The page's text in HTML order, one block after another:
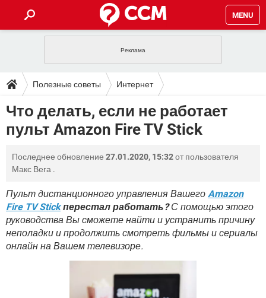
MENU
INSTAGRAM FACEBOOK
ИГРЫ WINDOWS 10
ВКОНТАКТЕ ВИДЕО
ПОЛЕЗНЫЕ СОВЕТЫ
TIKTOK TELEGRAM
WHATSAPP INSTAGRAM
FACEBOOK
WINDOWS 10 ВКОНТАКТЕ
YANDEX
ЗАГРУЗКИ
TIKTOK TELEGRAM
FACEBOOK
WINDOWS 10 ВКОНТАКТЕ
ВИДЕО GOOGLE
YANDEX
ФОРУМ
TIKTOK TELEGRAM
FACEBOOK ИГРЫ
WINDOWS 10 ВКОНТАКТЕ
GOOGLE
ЭНЦИКЛОПЕДИЯ
TIKTOK TELEGRAM
WHATSAPP INSTAGRAM
FACEBOOK ИГРЫ
WINDOWS 10 ВКОНТАКТЕ
Полезные советы Интернет
Что делать, если не работает
пульт Amazon Fire TV Stick
Последнее обновление 27.01.2020, 15:32от пользователя
Макс Вега .
Пульт дистанционного управления Вашего Amazon
Fire TV Stickперестал работать?С помощью этого
руководства Вы сможете найти и устранить причину
неполадки и продолжить смотреть фильмы и сериалы
онлайн на Вашем телевизоре.